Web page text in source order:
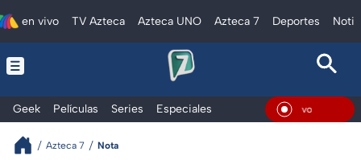
en vivo TV Azteca Azteca UNO Azteca 7 Deportes
Geek Películas Series Especiales En
Azteca 7 Nota